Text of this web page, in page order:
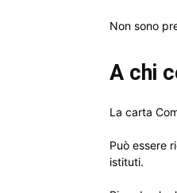
Non sono
A chi
La carta
Può essere
istituti.